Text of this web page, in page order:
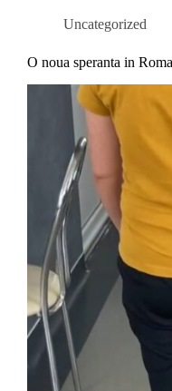
Uncategorized
O noua speranta in